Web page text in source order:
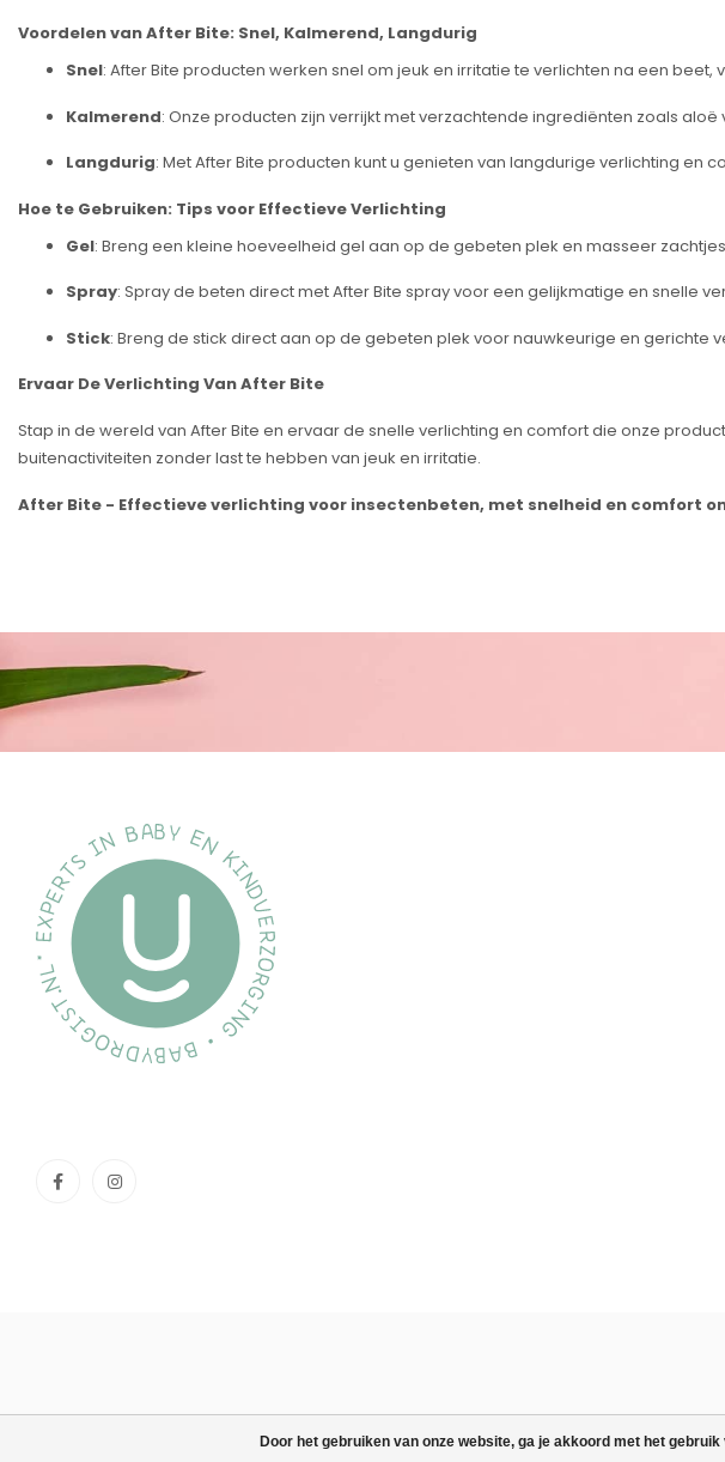
Voordelen van After Bite: Snel, Kalmerend, Langdurig
Snel: After Bite producten werken snel om jeuk en irritatie te verlichten na een
Kalmerend: Onze producten zijn verrijkt met verzachtende ingrediënten zoals
Langdurig: Met After Bite producten kunt u genieten van langdurige verlichting en
Hoe te Gebruiken: Tips voor Effectieve Verlichting
Gel: Breng een kleine hoeveelheid gel aan op de gebeten plek en masseer
Spray: Spray de beten direct met After Bite spray voor een gelijkmatige en snelle
Stick: Breng de stick direct aan op de gebeten plek voor nauwkeurige en gerichte
Ervaar De Verlichting Van After Bite
Stap in de wereld van After Bite en ervaar de snelle verlichting en comfort die onze
buitenactiviteiten zonder last te hebben van jeuk en irritatie.
After Bite - Effectieve verlichting voor insectenbeten, met snelheid en comfort
Door het gebruiken van onze website, ga je akkoord met het
©